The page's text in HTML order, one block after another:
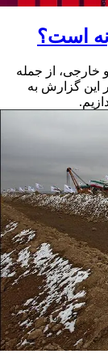
است؟
خارجی، از جمله
این گزارش به